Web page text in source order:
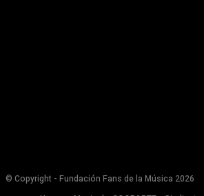
© Copyright - Fundación Fans de la Música 2026